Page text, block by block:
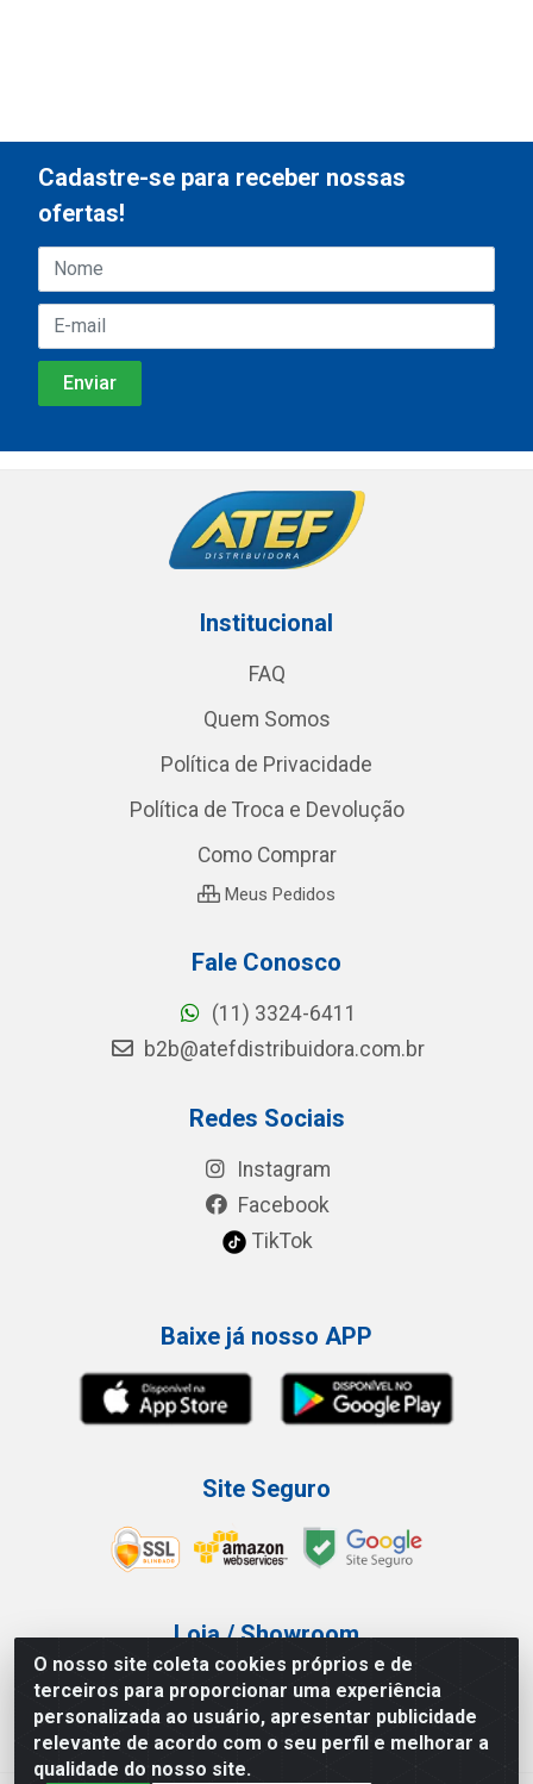
O nosso site coleta cookies próprios e de
terceiros para proporcionar uma experiência
personalizada ao usuário, apresentar publicidade
relevante de acordo com o seu perfil e melhorar a
qualidade do nosso site.
Cadastre-se para receber nossas
ofertas!
Institucional
FAQ
Quem Somos
Política de Privacidade
Política de Troca e Devolução
Como Comprar
Meus Pedidos
Fale Conosco
(11) 3324-6411
b2b@atefdistribuidora.com.br
Redes Sociais
Instagram
Facebook
TikTok
Baixe já nosso APP
Site Seguro
Loja / Showroom
Tel.: (11) 3227-0546
Av Vautier, 587/597 - Pari - São Paulo/SP